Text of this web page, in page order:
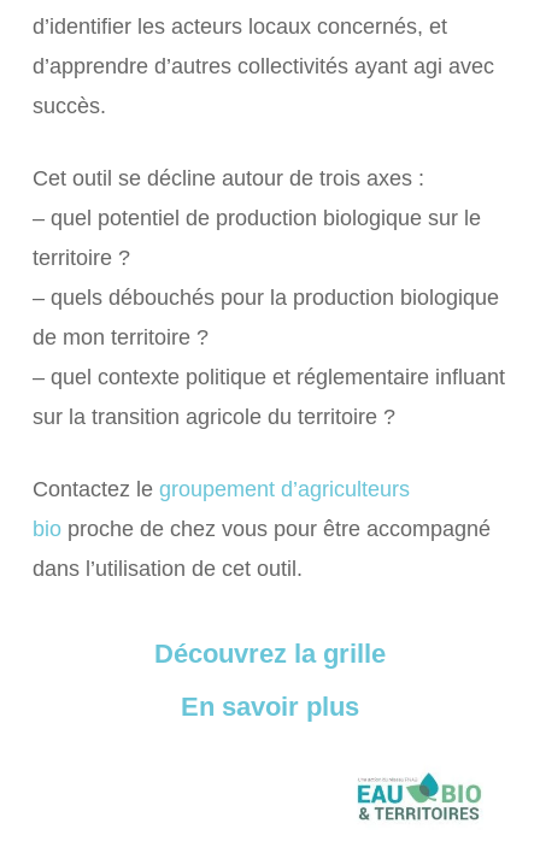
d’identifier les acteurs locaux concernés, et
d’apprendre d’autres collectivités ayant agi avec
succès.
Cet outil se décline autour de trois axes :
– quel potentiel de production biologique sur le
territoire ?
– quels débouchés pour la production biologique
de mon territoire ?
– quel contexte politique et réglementaire influant
sur la transition agricole du territoire ?
Contactez le groupement d’agriculteurs
bioproche de chez vous pour être accompagné
dans l’utilisation de cet outil.
Découvrez la grille
En savoir plus